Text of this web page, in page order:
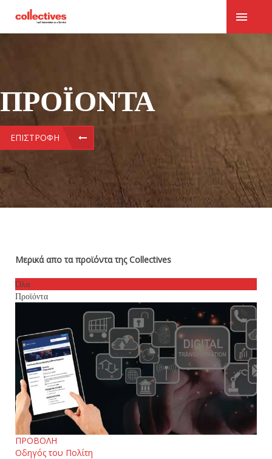
ΠΡΟΪΌΝΤΑ
ΕΠΙΣΤΡΟΦΉ
Μερικά απο τα προϊόντα της Collectives
Όλα
Προϊόντα
ΠΡΟΒΟΛΗ
Οδηγός του Πολίτη